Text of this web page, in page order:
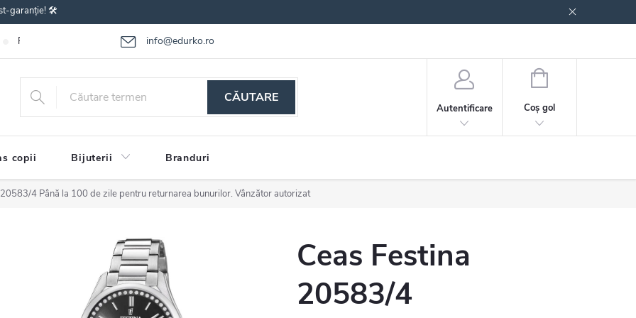
garanție! 🛠️
info@edurko.ro
Reclamațiile bunurilor Întrebări frecvente
CĂUTARE
Autentificare
COŞ
CUMPĂRĂTURI
Coş gol
copii Bijuterii Branduri
20583/4 Până la 100 de zile pentru returnarea bunurilor. Vânzător autorizat
Ceas Festina
20583/4